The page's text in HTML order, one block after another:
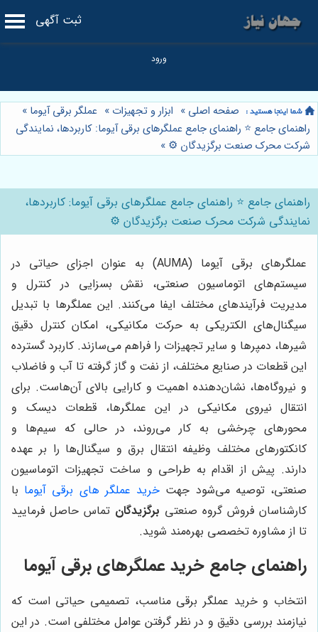
ثبت آگهی
صفحه اصلی » ابزار و تجهیزات » عملگر برقی آیوما »
راهنمای جامع ⭐️ راهنمای جامع عملگرهای برقی آیوما: کاربردها، نمایندگی
شرکت محرک صنعت برگزیدگان ⚙️ »
راهنمای جامع ⭐️ راهنمای جامع عملگرهای برقی آیوما: کاربردها،
نمایندگی شرکت محرک صنعت برگزیدگان ⚙️
عملگرهای برقی آیوما (AUMA) به عنوان اجزای حیاتی در
سیستم‌های اتوماسیون صنعتی، نقش بسزایی در کنترل و
مدیریت فرآیندهای مختلف ایفا می‌کنند. این عملگرها با تبدیل
سیگنال‌های الکتریکی به حرکت مکانیکی، امکان کنترل دقیق
شیرها، دمپرها و سایر تجهیزات را فراهم می‌سازند. کاربرد گسترده
این قطعات در صنایع مختلف، از نفت و گاز گرفته تا آب و فاضلاب
و نیروگاه‌ها، نشان‌دهنده اهمیت و کارایی بالای آن‌هاست. برای
انتقال نیروی مکانیکی در این عملگرها، قطعات دیسک و
محورهای چرخشی به کار می‌روند، در حالی که سیم‌ها و
کانکتورهای مختلف وظیفه انتقال برق و سیگنال‌ها را بر عهده
دارند. پیش از اقدام به طراحی و ساخت تجهیزات اتوماسیون
صنعتی، توصیه می‌شود جهت خرید عملگر های برقی آیوما با
کارشناسان فروش گروه صنعتی برگزیدگان تماس حاصل فرمایید
تا از مشاوره تخصصی بهره‌مند شوید.
راهنمای جامع خرید عملگرهای برقی آیوما
انتخاب و خرید عملگر برقی مناسب، تصمیمی حیاتی است که
نیازمند بررسی دقیق و در نظر گرفتن عوامل مختلفی است. در این